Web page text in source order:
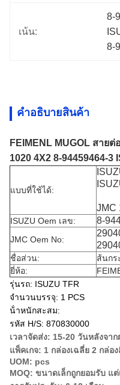
เน้น:
8-
8-
คําอธิบายสินค้า
FEIMENL MUGOL สาย
1020 4X2 8-94459464-
แบบที่ใช้ได้:
JMC
ISUZU Oem เลข: 8-
JMC Oem No:
ชื่อส่วน:
ส้นกร
ยี่ห้อ:
รุ่นรถ: ISUZU TFR
จํานวนบรรจุ: 1 PCS
น้ําหนักสะสม:
รหัส H/S: 870830000
เวลาจัดส่ง: 15-20 วันหลังจาก
แพ็คเกจ: 1 กล่องเฉลี่ย 2 กล่อ
UOM: pcs
MOQ: ขนาดเล็กถูกยอมรับ แ